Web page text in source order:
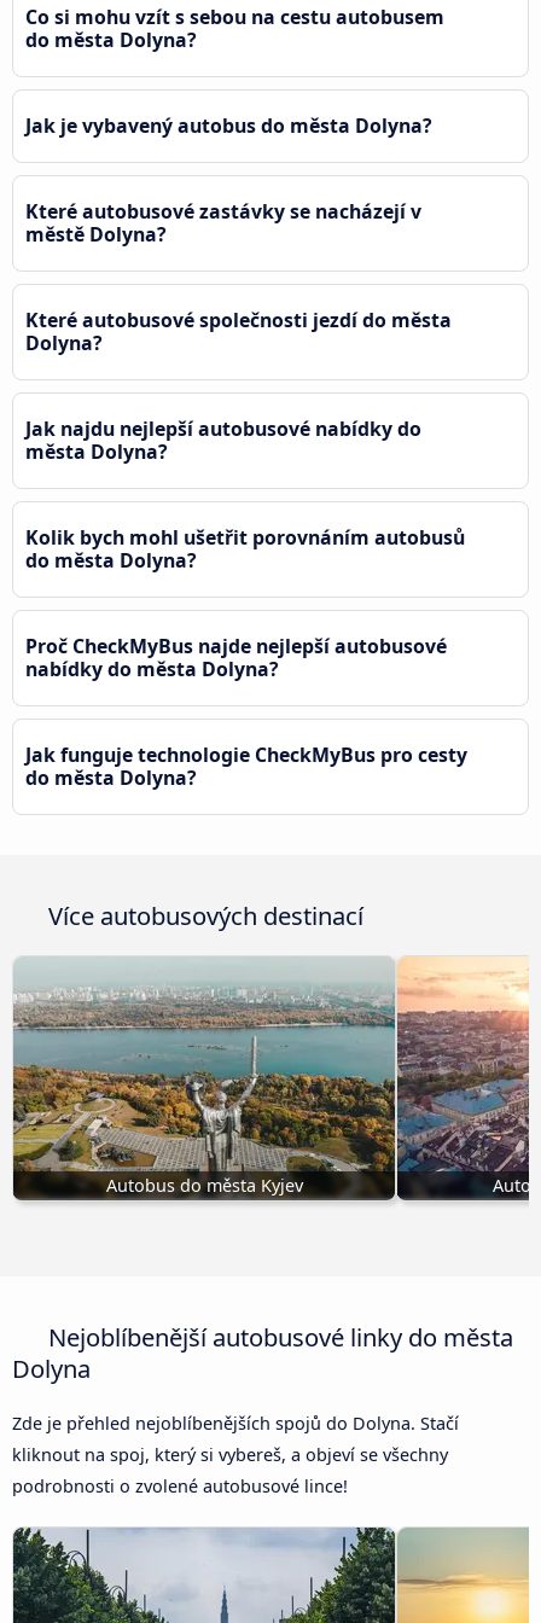
Co si mohu vzít s sebou na cestu autobusem
do města Dolyna?
Jak je vybavený autobus do města Dolyna?
Které autobusové zastávky se nacházejí v
městě Dolyna?
Které autobusové společnosti jezdí do města
Dolyna?
Jak najdu nejlepší autobusové nabídky do
města Dolyna?
Kolik bych mohl ušetřit porovnáním autobusů
do města Dolyna?
Proč CheckMyBus najde nejlepší autobusové
nabídky do města Dolyna?
Jak funguje technologie CheckMyBus pro cesty
do města Dolyna?
Více autobusových destinací
Autobus do města Kyjev
Nejoblíbenější autobusové linky do města
Dolyna
Zde je přehled nejoblíbenějších spojů do Dolyna. Stačí
kliknout na spoj, který si vybereš, a objeví se všechny
podrobnosti o zvolené autobusové lince!